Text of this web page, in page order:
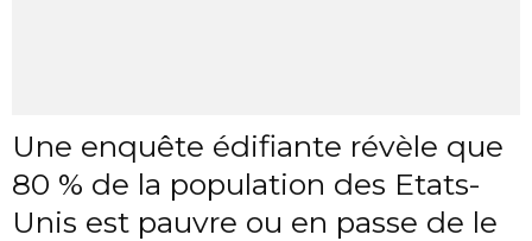
Une enquête édifiante révèle que
80 % de la population des Etats-
Unis est pauvre ou en passe de le